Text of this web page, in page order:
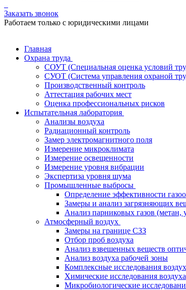
Заказать звонок
Работаем только с юридическими лицами
Главная
Охрана труда
СОУТ (Специальная оценка условий
СУОТ (Система управления охраной
Производственный контроль
Аттестация рабочих мест
Оценка профессиональных рисков
Испытательная лаборатория
Анализы воздуха
Радиационный контроль
Замер электромагнитного поля
Измерение микроклимата
Измерение освещенности
Измерение уровня вибрации
Экспертиза уровня шума
Промышленные выбросы
Определение эффективности
Замеры и анализ загрязняющих
Анализ парниковых газов (метан,
Атмосферный воздух
Замеры на границе СЗЗ
Отбор проб воздуха
Анализ взвешенных веществ
Анализ воздуха рабочей зоны
Комплексные исследования
Химические исследования воздуха
Микробиологические